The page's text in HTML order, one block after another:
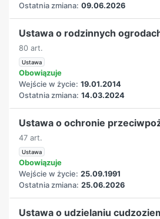
Ostatnia zmiana: 09.06.2026
Ustawa o rodzinnych
80 art.
Ustawa
Obowiązuje
Wejście w życie: 19.01.2014
Ostatnia zmiana: 14.03.2024
Ustawa o ochronie
47 art.
Ustawa
Obowiązuje
Wejście w życie: 25.09.1991
Ostatnia zmiana: 25.06.2026
Ustawa o udzielaniu